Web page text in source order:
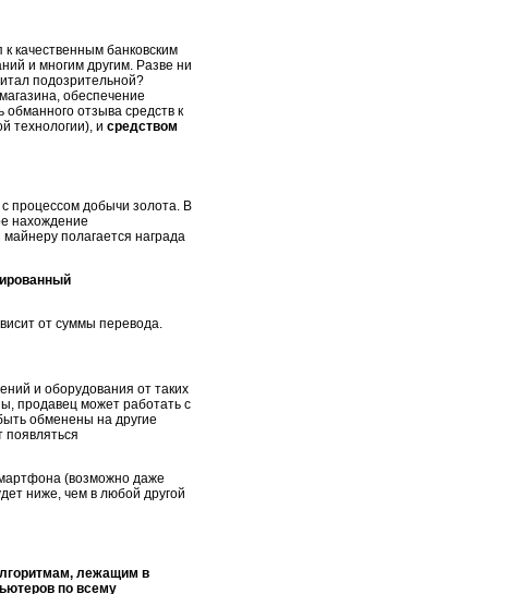
качественным банковским
и многим другим. Разве ни
подозрительной?
обеспечение
отзыва средств к
технологии), и средством
процессом добычи золота. В
нахождение
полагается награда
от суммы перевода.
и оборудования от таких
продавец может работать с
обменены на другие
(возможно даже
ниже, чем в любой другой
лежащим в
по всему